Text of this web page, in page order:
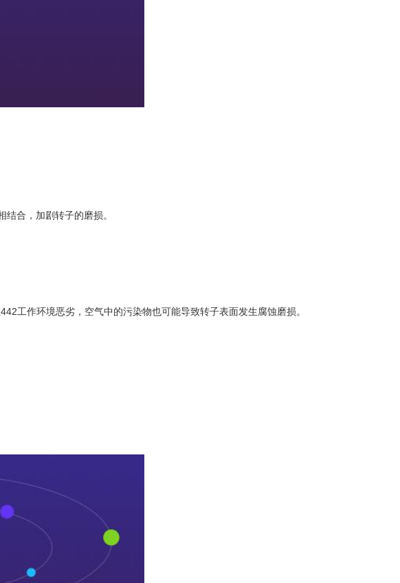
合，加剧转子的磨损。
工作环境恶劣，空气中的污染物也可能导致转子表面发生腐蚀磨损。